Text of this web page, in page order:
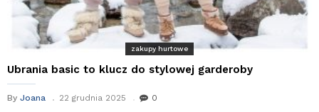
zakupy hurtowe
Ubrania basic to klucz do stylowej garderoby
By Joana 22 grudnia 2025 0